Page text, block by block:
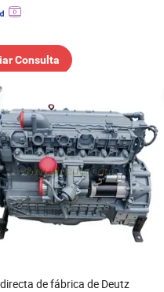
Consulta
de fábrica de Deutz